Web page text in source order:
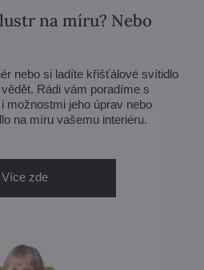
na míru? Nebo
nebo si ladíte křišťálové svítidlo
Rádi vám poradíme s
možnostmi jeho úprav nebo
na míru vašemu interiéru.
Více zde